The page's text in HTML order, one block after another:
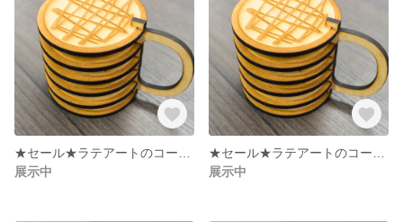
展示中
展示中